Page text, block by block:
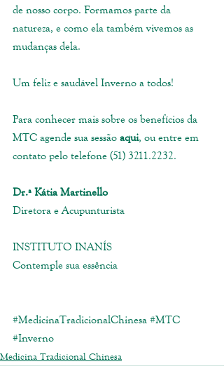
de nosso corpo. Formamos parte da
natureza, e como ela também vivemos as
mudanças dela.
Um feliz e saudável Inverno a todos!
Para conhecer mais sobre os benefícios da
MTC agende sua sessão aqui, ou entre em
contato pelo telefone (51) 3211.2232.
Dr.ª Kátia Martinello
Diretora e Acupunturista
INSTITUTO INANÍS
Contemple sua essência
#MedicinaTradicionalChinesa#MTC
#Inverno
Medicina Tradicional Chinesa